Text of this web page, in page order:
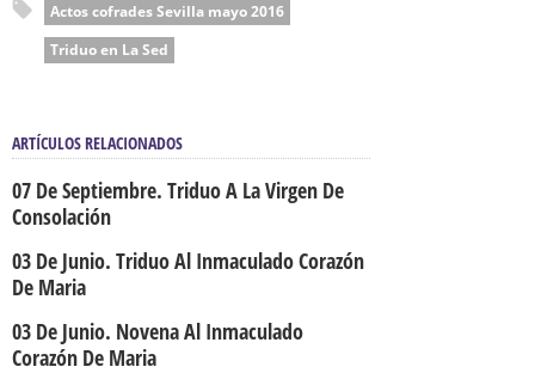
Actos cofrades Sevilla mayo 2016
Triduo en La Sed
ARTÍCULOS RELACIONADOS
07 De Septiembre. Triduo A La Virgen De
Consolación
03 De Junio. Triduo Al Inmaculado Corazón
De Maria
03 De Junio. Novena Al Inmaculado
Corazón De Maria